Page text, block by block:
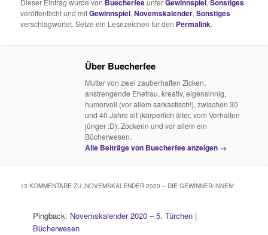
Buecherfee Gewinnspiel Sonstiges
veröffentlicht und mitGewinnspiel,Novemskalender,Sonstiges
verschlagwortet. Setze ein Lesezeichen für den Permalink.
Über Buecherfee
Mutter von zwei zauberhaften Zicken,
anstrengende Ehefrau, kreativ, eigensinnig,
humorvoll (vor allem sarkastisch!), zwischen 30
und 40 Jahre alt (körperlich älter, vom Verhalten
jünger :D), Zockerin und vor allem ein
Bücherwesen.
Alle Beiträge von Buecherfee anzeigen →
13 KOMMENTARE ZU „NOVEMSKALENDER 2020 – DIE GEWINNER/INNEN“
Pingback: Novemskalender 2020 – 5. Türchen |
Bücherwesen